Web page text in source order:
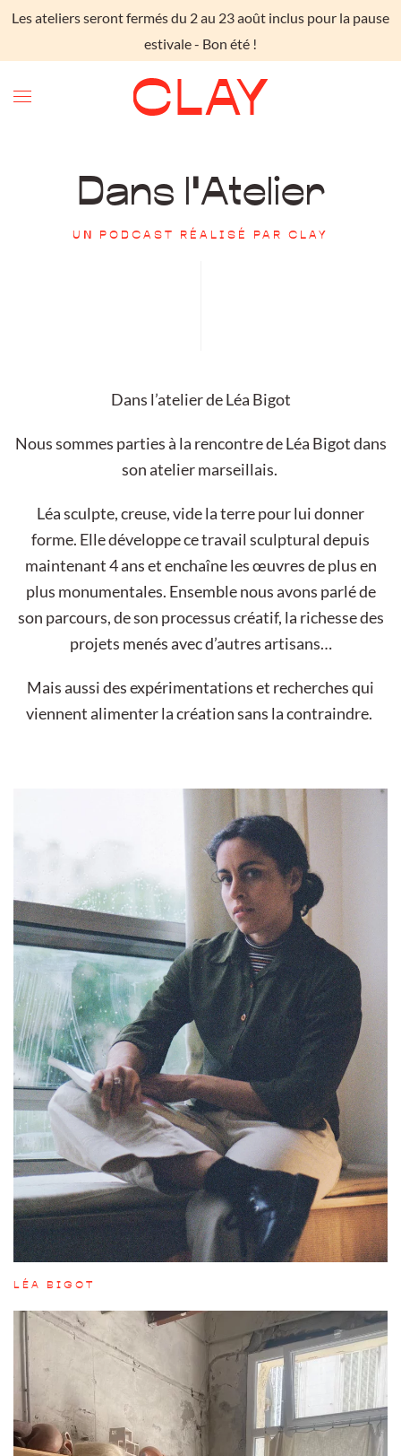
Les ateliers seront fermés du 2 au 23 août inclus pour la pause
estivale - Bon été !
Skip to main content
Dans l'Atelier
UN PODCAST RÉALISÉ PAR CLAY
Dans l’atelier de Léa Bigot
Nous sommes parties à la rencontre de Léa Bigot dans
son atelier marseillais.
Léa sculpte, creuse, vide la terre pour lui donner
forme. Elle développe ce travail sculptural depuis
maintenant 4 ans et enchaîne les œuvres de plus en
plus monumentales. Ensemble nous avons parlé de
son parcours, de son processus créatif, la richesse des
projets menés avec d’autres artisans…
Mais aussi des expérimentations et recherches qui
viennent alimenter la création sans la contraindre.
LÉA BIGOT